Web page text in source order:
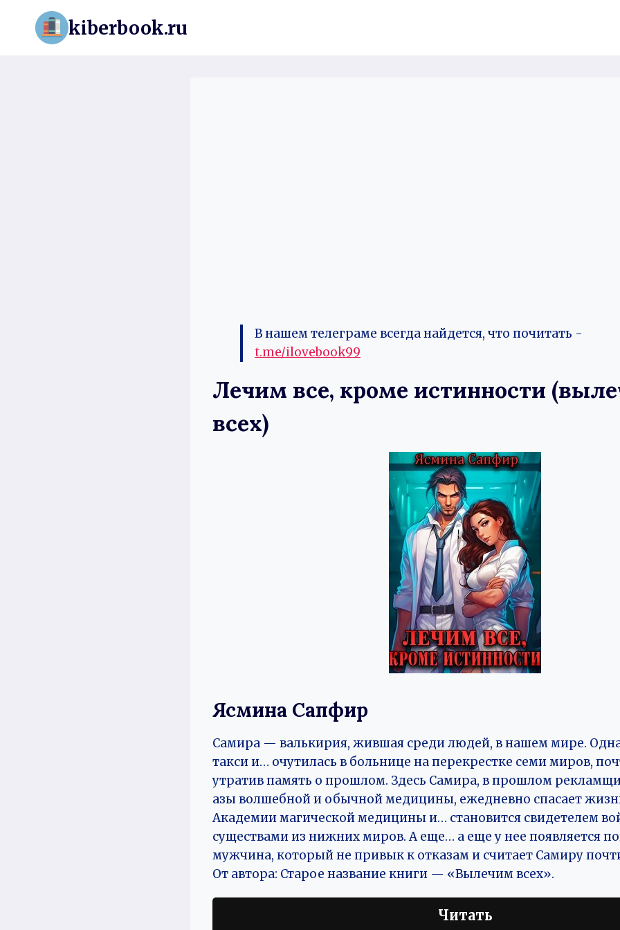
Перейти
содержимому
kiberbook.ru
В нашем телеграме всегда найдется, что почитать -
t.me/ilovebook99
Лечим все, кроме истинности
всех)
Ясмина Сапфир
Самира — валькирия, жившая среди людей, в нашем мире.
такси и… очутилась в больнице на перекрестке семи миров,
утратив память о прошлом. Здесь Самира, в прошлом
азы волшебной и обычной медицины, ежедневно спасает
Академии магической медицины и… становится свидетелем
существами из нижних миров. А еще… а еще у нее появляется
мужчина, который не привык к отказам и считает Самиру
От автора: Старое название книги — «Вылечим всех».
Читать